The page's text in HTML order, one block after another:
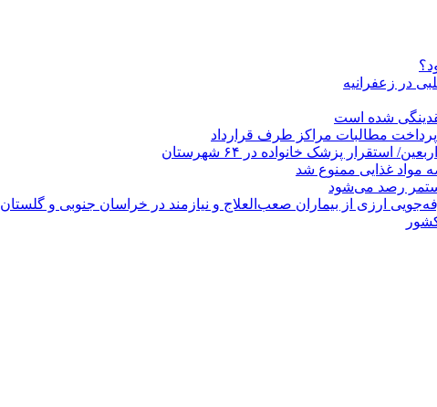
در زعفرانیه
مطالبات مراکز طرف قرارداد
مواد غذایی ممنوع شد
رصد می‌شود
ارزی از بیماران صعب‌العلاج و نیازمند در خراسان جنوبی و گلستان